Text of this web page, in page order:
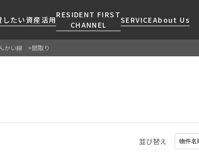
したい 資産活用
RESIDENT FIRST
CHANNEL
SERVICEAbout Us
当社限定(港区・渋谷区)
かい線 間取り
並び替え